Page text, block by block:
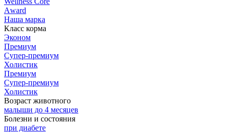
Аward
Наша марка
Класс корма
Эконом
Премиум
Супер-премиум
Холистик
Премиум
Супер-премиум
Холистик
Возраст животного
малыши до 4 месяцев
Болезни и состояния
при диабете